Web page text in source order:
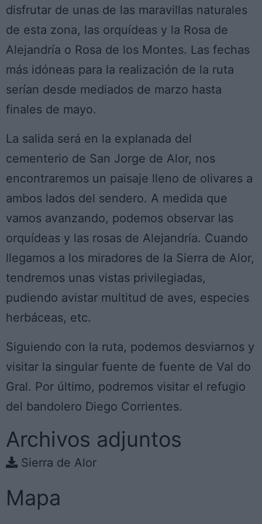
disfrutar de unas de las maravillas naturales
de esta zona, las orquídeas y la Rosa de
Alejandría o Rosa de los Montes. Las fechas
más idóneas para la realización de la ruta
serían desde mediados de marzo hasta
finales de mayo.
La salida será en la explanada del
cementerio de San Jorge de Alor, nos
encontraremos un paisaje lleno de olivares a
ambos lados del sendero. A medida que
vamos avanzando, podemos observar las
orquídeas y las rosas de Alejandría. Cuando
llegamos a los miradores de la Sierra de Alor,
tendremos unas vistas privilegiadas,
pudiendo avistar multitud de aves, especies
herbáceas, etc.
Siguiendo con la ruta, podemos desviarnos y
visitar la singular fuente de fuente de Val do
Gral. Por último, podremos visitar el refugio
del bandolero Diego Corrientes.
Archivos adjuntos
Sierra de Alor
Mapa